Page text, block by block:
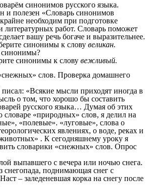
синонимов русского языка.
полезен «Словарь синонимов
необходим при подготовке
литературных работ. Словарь поможет
вашу речь богаче и выразительнее.
синонимы к слову великан.
к слову вежливый.
слов. Проверка домашнего
«Всякие мысли приходят иногда в
о том, что хорошо бы составить
русского языка… Думая об этих
словаре «природных» слов, я делил на
«полевые». «луговые», слова о
явлениях, о воде, реках и
животных» . К сегодняшнему уроку я
словарики «снежных» слов. Опрос
выпавшего с вечера или ночью снега.
снегопада, поднимающая снег с
– заледеневшая корка на снегу после